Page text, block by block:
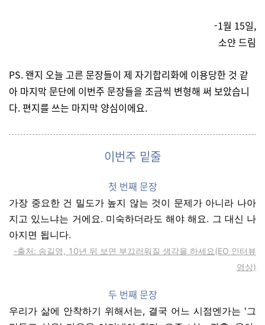
-1월 15일,
소얀 드림
PS. 왠지 오늘 고른 문장들이 제 자기합리화에 이용당한 것 같
아 마지막 문단에 이번주 문장들을 조금씩 변형해 써 보았습니
다. 편지를 쓰는 마지막 양심이에요.
이번주 밑줄
첫 번째 문장
가장 중요한 건 밀도가 높지 않는 것이 문제가 아니라 나아
지고 있느냐는 거에요. 미숙하더라도 해야 해요. 그 대신 나
아지면 됩니다.
-출처: 송길영, 10년 뒤 보면 부끄러워질 생각을 하세요(EO 인터뷰
영상)
두 번째 문장
우리가 삶에 안착하기 위해서는, 결국 어느 시점엔가는 '그